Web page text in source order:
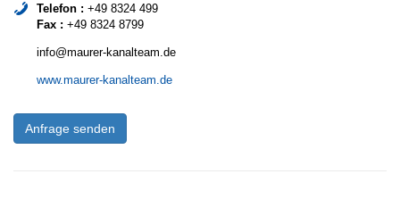
Telefon : +49 8324 499
Fax : +49 8324 8799
info@maurer-kanalteam.de
www.maurer-kanalteam.de
Anfrage senden